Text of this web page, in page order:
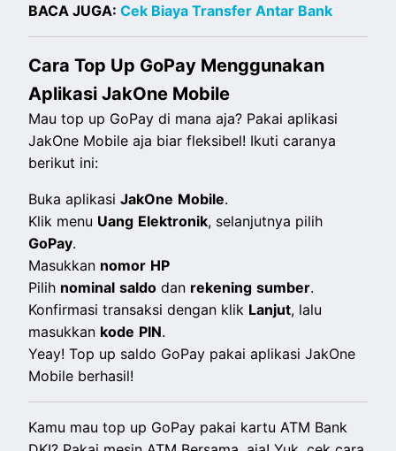
BACA JUGA:Cek Biaya Transfer Antar Bank
Cara Top Up GoPay Menggunakan
Aplikasi JakOne Mobile
Mau top up GoPay di mana aja? Pakai aplikasi
JakOne Mobile aja biar fleksibel! Ikuti caranya
berikut ini:
Buka aplikasiJakOne Mobile.
Klik menu Uang Elektronik, selanjutnya pilih
GoPay.
Masukkan nomor HP
Pilih nominal saldo dan rekening sumber.
Konfirmasi transaksi dengan klik Lanjut, lalu
masukkan kode PIN.
Yeay! Top up saldo GoPay pakai aplikasi JakOne
Mobile berhasil!
Kamu mau top up GoPay pakai kartu ATM Bank